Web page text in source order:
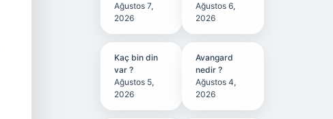
Ağustos 7,
2026
Ağustos 6,
2026
Kaç bin din
var ?
Ağustos 5,
2026
Avangard
nedir ?
Ağustos 4,
2026